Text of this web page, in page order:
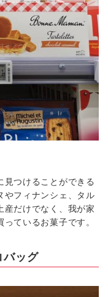
つけることができる
やフィナンシェ、タル
産だけでなく、我が家
ているお菓子です。
ッグ